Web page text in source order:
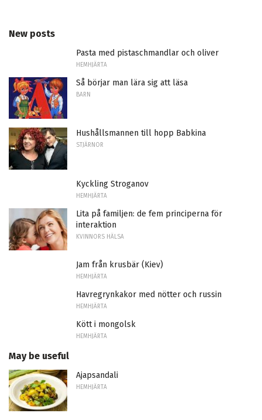
New posts
Pasta med pistaschmandlar och oliver
HEMHJÄRTA
Så börjar man lära sig att läsa
BARN
Hushållsmannen till hopp Babkina
STJÄRNOR
Kyckling Stroganov
HEMHJÄRTA
Lita på familjen: de fem principerna för
interaktion
KVINNORS HÄLSA
Jam från krusbär (Kiev)
HEMHJÄRTA
Havregrynkakor med nötter och russin
HEMHJÄRTA
Kött i mongolsk
HEMHJÄRTA
May be useful
Ajapsandali
HEMHJÄRTA